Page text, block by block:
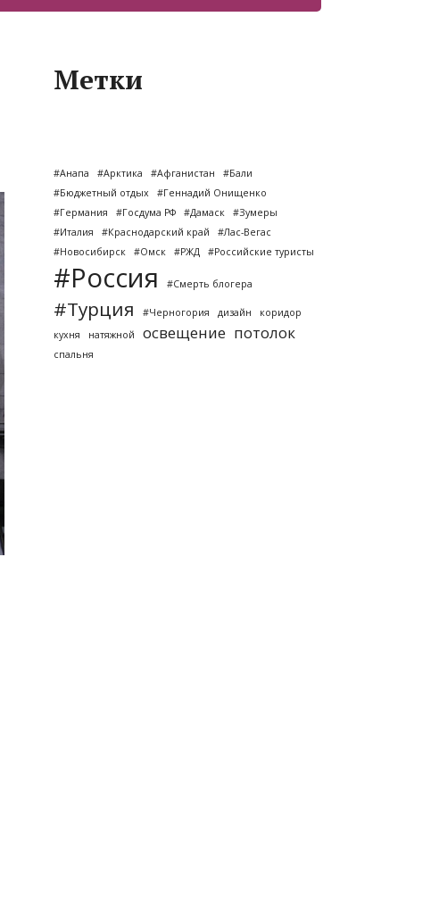
Метки
#Анапа #Арктика #Афганистан
#Бали
#Бюджетный отдых
#Геннадий Онищенко
#Германия
#Госдума РФ #Дамаск
#Зумеры
#Италия
#Краснодарский край
#Лас-Вегас
#Новосибирск
#Омск #РЖД #Российские туристы
#Россия #Смерть блогера
#Турция #Черногория дизайн
коридор
кухня
натяжной освещение потолок
спальня